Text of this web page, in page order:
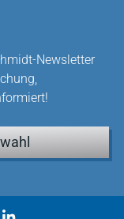
Newsletter